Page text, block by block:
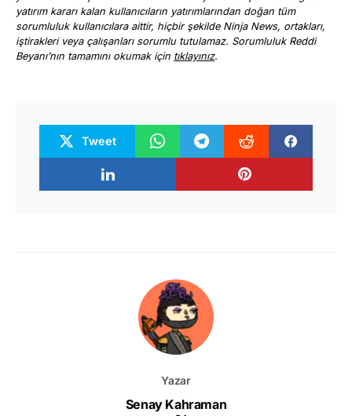
yatırım kararı kalan kullanıcıların yatırımlarından doğan tüm
sorumluluk kullanıcılara aittir, hiçbir şekilde Ninja News, ortakları,
iştirakleri veya çalışanları sorumlu tutulamaz. Sorumluluk Reddi
Beyanı’nın tamamını okumak için tıklayınız.
Tweet
Yazar
Senay Kahraman